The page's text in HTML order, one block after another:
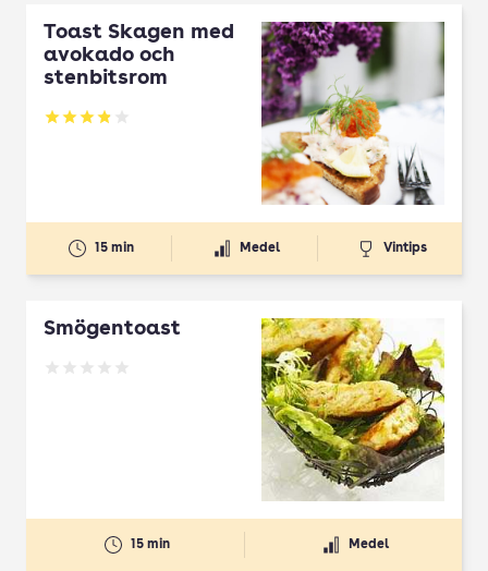
Toast Skagen med
avokado och
stenbitsrom
Betyg: 3.84 av 5
15 min Medel Vintips
Smögentoast
Betyg: 0 av 5
15 min Medel